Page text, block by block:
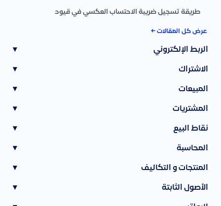
طريقة تسجيل ضريبة الاحتساب العكسي في قيود
عرض كل المقالات ←
الربط الإلكتروني ▾
الاشتراك ▾
المبيعات ▾
المشتريات ▾
نقاط البيع ▾
المحاسبة ▾
المنتجات و التكاليف ▾
الأصول الثابتة ▾